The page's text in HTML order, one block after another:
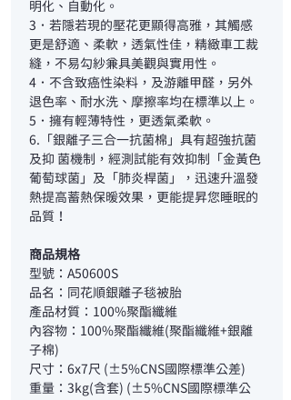
明化、自動化。
3．若隱若現的壓花更顯得高雅，其觸感
更是舒適、柔軟，透氣性佳，精緻車工裁
縫，不易勾紗兼具美觀與實用性。
4．不含致癌性染料，及游離甲醛，另外
退色率、耐水洗、摩擦率均在標準以上。
5．擁有輕薄特性，更透氣柔軟。
6.「銀離子三合一抗菌棉」具有超強抗菌
及抑 菌機制，經測試能有效抑制「金黃色
葡萄球菌」及「肺炎桿菌」，迅速升溫發
熱提高蓄熱保暖效果，更能提昇您睡眠的
品質！
商品規格
型號：A50600S
品名：同花順銀離子毯被胎
產品材質：100%聚酯纖維
內容物：100%聚酯纖維(聚酯纖維+銀離
子棉)
尺寸：6x7尺 (±5%CNS國際標準公差)
重量：3kg(含套) (±5%CNS國際標準公